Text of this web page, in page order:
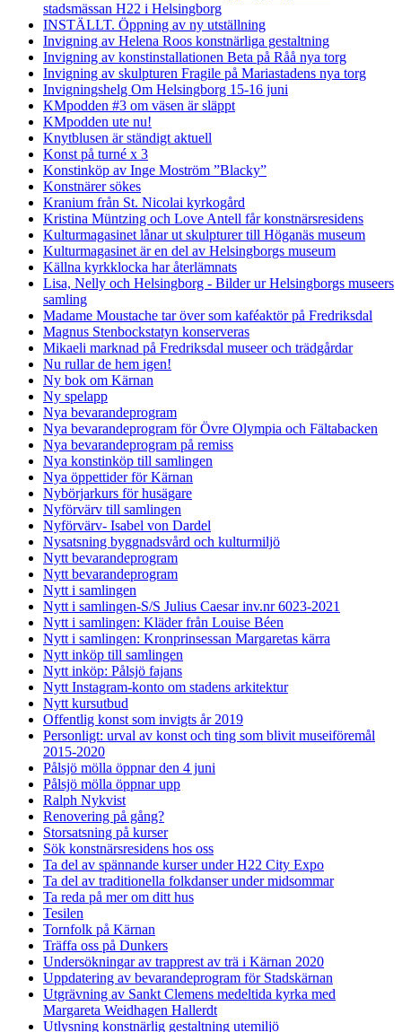
stadsmässan H22 i Helsingborg
INSTÄLLT. Öppning av ny utställning
Invigning av Helena Roos konstnärliga gestaltning
Invigning av konstinstallationen Beta på Råå nya torg
Invigning av skulpturen Fragile på Mariastadens nya torg
Invigningshelg Om Helsingborg 15-16 juni
KMpodden #3 om väsen är släppt
KMpodden ute nu!
Knytblusen är ständigt aktuell
Konst på turné x 3
Konstinköp av Inge Moström ”Blacky”
Konstnärer sökes
Kranium från St. Nicolai kyrkogård
Kristina Müntzing och Love Antell får konstnärsresidens
Kulturmagasinet lånar ut skulpturer till Höganäs museum
Kulturmagasinet är en del av Helsingborgs museum
Källna kyrkklocka har återlämnats
Lisa, Nelly och Helsingborg - Bilder ur Helsingborgs museers
samling
Madame Moustache tar över som kaféaktör på Fredriksdal
Magnus Stenbockstatyn konserveras
Mikaeli marknad på Fredriksdal museer och trädgårdar
Nu rullar de hem igen!
Ny bok om Kärnan
Ny spelapp
Nya bevarandeprogram
Nya bevarandeprogram för Övre Olympia och Fältabacken
Nya bevarandeprogram på remiss
Nya konstinköp till samlingen
Nya öppettider för Kärnan
Nybörjarkurs för husägare
Nyförvärv till samlingen
Nyförvärv- Isabel von Dardel
Nysatsning byggnadsvård och kulturmiljö
Nytt bevarandeprogram
Nytt bevarandeprogram
Nytt i samlingen
Nytt i samlingen-S/S Julius Caesar inv.nr 6023-2021
Nytt i samlingen: Kläder från Louise Béen
Nytt i samlingen: Kronprinsessan Margaretas kärra
Nytt inköp till samlingen
Nytt inköp: Pålsjö fajans
Nytt Instagram-konto om stadens arkitektur
Nytt kursutbud
Offentlig konst som invigts år 2019
Personligt: urval av konst och ting som blivit museiföremål
2015-2020
Pålsjö mölla öppnar den 4 juni
Pålsjö mölla öppnar upp
Ralph Nykvist
Renovering på gång?
Storsatsning på kurser
Sök konstnärsresidens hos oss
Ta del av spännande kurser under H22 City Expo
Ta del av traditionella folkdanser under midsommar
Ta reda på mer om ditt hus
Tesilen
Tornfolk på Kärnan
Träffa oss på Dunkers
Undersökningar av trapprest av trä i Kärnan 2020
Uppdatering av bevarandeprogram för Stadskärnan
Utgrävning av Sankt Clemens medeltida kyrka med
Margareta Weidhagen Hallerdt
Utlysning konstnärlig gestaltning utemiljö